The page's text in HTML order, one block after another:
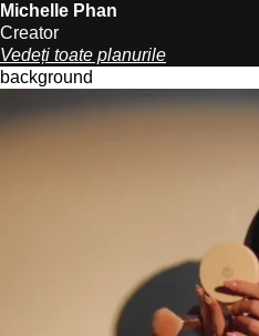
Michelle Phan
Creator
Vedeți toate planurile
background